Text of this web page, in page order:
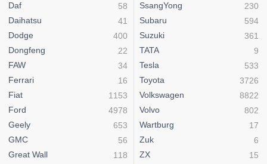
Daf
58
Daihatsu
41
Dodge
400
Dongfeng
22
FAW
34
Ferrari
16
Fiat
1153
Ford
4978
Geely
653
GMC
56
Great Wall
118
SsangYong
230
Subaru
594
Suzuki
361
TATA
9
Tesla
533
Toyota
3726
Volkswagen
8822
Volvo
802
Wartburg
17
Zuk
6
ZX
15